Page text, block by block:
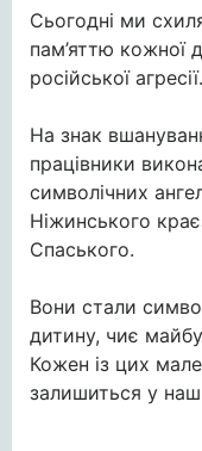
Сьогодні ми
пам’яттю кожної
російської агресії.
На знак
працівники
символічних
Ніжинського
Спаського.
Вони стали
дитину, чиє
Кожен із цих
залишиться у